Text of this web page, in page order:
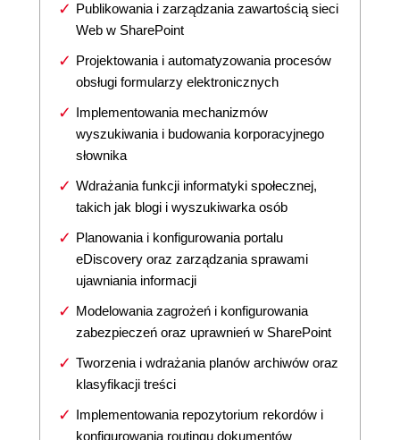
Publikowania i zarządzania zawartością sieci
Web w SharePoint
Projektowania i automatyzowania procesów
obsługi formularzy elektronicznych
Implementowania mechanizmów
wyszukiwania i budowania korporacyjnego
słownika
Wdrażania funkcji informatyki społecznej,
takich jak blogi i wyszukiwarka osób
Planowania i konfigurowania portalu
eDiscovery oraz zarządzania sprawami
ujawniania informacji
Modelowania zagrożeń i konfigurowania
zabezpieczeń oraz uprawnień w SharePoint
Tworzenia i wdrażania planów archiwów oraz
klasyfikacji treści
Implementowania repozytorium rekordów i
konfigurowania routingu dokumentów